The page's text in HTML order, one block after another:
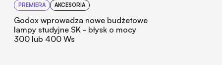
PREMIERA AKCESORIA
Godox wprowadza nowe budżetowe
lampy studyjne SK - błysk o mocy
300 lub 400 Ws